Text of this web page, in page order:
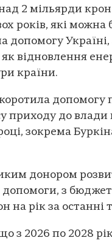
2 мільярди
років, які можна
допомогу
відновлення
країни.
допомогу
приходу до
зокрема
донором
допомоги, з
на рік за останні
з 2026 по 2028